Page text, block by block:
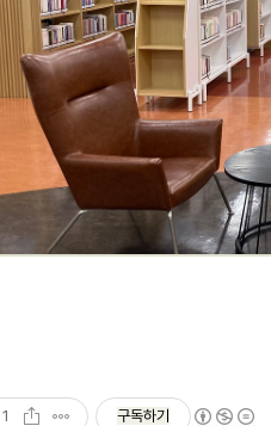
1 구독하기